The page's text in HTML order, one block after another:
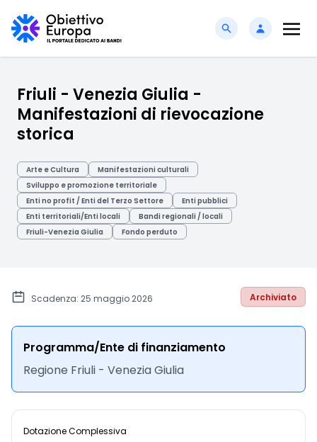
Friuli - Venezia Giulia -
Manifestazioni di rievocazione
storica
Arte e Cultura
Manifestazioni culturali
Sviluppo e promozione territoriale
Enti no profit / Enti del Terzo Settore
Enti pubblici
Enti territoriali/Enti locali
Bandi regionali / locali
Friuli-Venezia Giulia
Fondo perduto
Scadenza: 25 maggio 2026 Archiviato
Programma/Ente di finanziamento
Regione Friuli - Venezia Giulia
Dotazione Complessiva